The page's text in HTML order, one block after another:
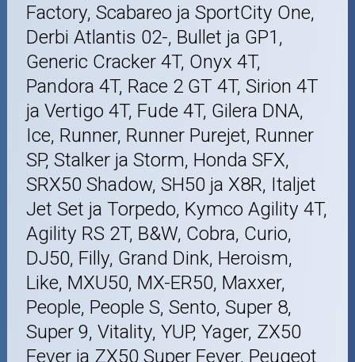
Factory, Scabareo ja SportCity One,
Derbi Atlantis 02-, Bullet ja GP1,
Generic Cracker 4T, Onyx 4T,
Pandora 4T, Race 2 GT 4T, Sirion 4T
ja Vertigo 4T, Fude 4T, Gilera DNA,
Ice, Runner, Runner Purejet, Runner
SP, Stalker ja Storm, Honda SFX,
SRX50 Shadow, SH50 ja X8R, Italjet
Jet Set ja Torpedo, Kymco Agility 4T,
Agility RS 2T, B&W, Cobra, Curio,
DJ50, Filly, Grand Dink, Heroism,
Like, MXU50, MX-ER50, Maxxer,
People, People S, Sento, Super 8,
Super 9, Vitality, YUP, Yager, ZX50
Fever ja ZX50 Super Fever, Peugeot